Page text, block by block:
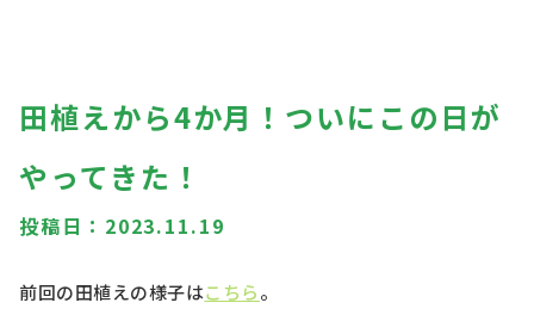
田植えから4か月！ついにこの日が
やってきた！
投稿日： 2023.11.19
前回の田植えの様子はこちら。